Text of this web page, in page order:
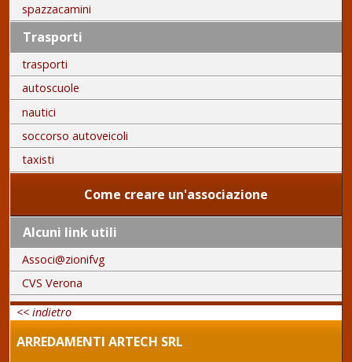
spazzacamini
Trasporti
trasporti
autoscuole
nautici
soccorso autoveicoli
taxisti
Come creare un'associazione
Alcuni link utili
Associ@zionifvg
CVS Verona
<< indietro
ARREDAMENTI ARTECH SRL